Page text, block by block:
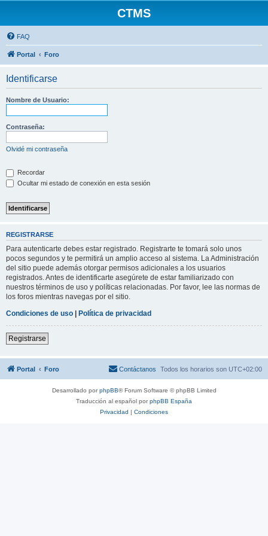
CTMS
FAQ
Portal Foro
Identificarse
Nombre de Usuario:
Contraseña:
Olvidé mi contraseña
Recordar
Ocultar mi estado de conexión en esta sesión
REGISTRARSE
Para autenticarte debes estar registrado. Registrarte te tomará solo unos
pocos segundos y te permitirá un amplio acceso al sistema. La Administración
del sitio puede además otorgar permisos adicionales a los usuarios
registrados. Antes de identificarte asegúrete de estar familiarizado con
nuestros términos de uso y políticas relacionadas. Por favor, lee las normas de
los foros mientras navegas por el sitio.
Condiciones de uso | Política de privacidad
Registrarse
Portal Foro Todos los horarios son UTC+02:00
Contáctanos
Desarrollado porphpBB® Forum Software © phpBB Limited
Traducción al español porphpBB España
Privacidad | Condiciones